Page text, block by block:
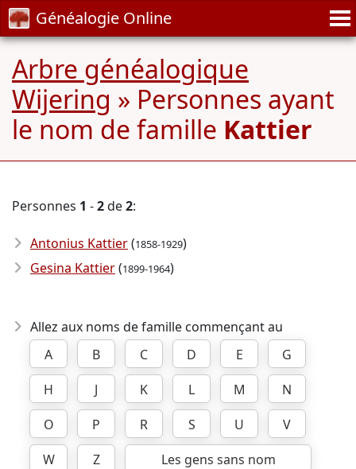
Généalogie Online
Arbre généalogique
Wijering » Personnes ayant
le nom de famille Kattier
Personnes 1 -2de2:
Antonius Kattier(1858-1929)
Gesina Kattier(1899-1964)
Allez aux noms de famille commençant au
A
B C D E
G
H
J K L M
N
O
P R S U
V
W
Z
Les gens sans nom